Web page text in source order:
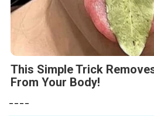
This Simple Trick
From Your Body!
----